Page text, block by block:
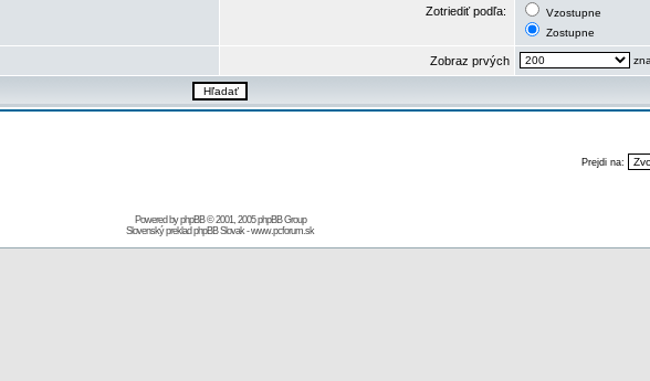
Zotriediť podľa:
Vzostupne
Zostupne
Zobraz prvých
Prejdi na:
Powered byphpBB© 2001, 2005 phpBB Group
Slovenský preklad phpBB Slovak-www.pcforum.sk